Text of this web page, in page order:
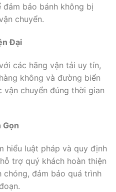
bảo bánh không bị
chuyển.
Đại
các hãng vận tải uy tín,
không và đường biển
chuyển đúng thời gian
Gọn
hiểu luật pháp và quy định
trợ quý khách hoàn thiện
chóng, đảm bảo quá trình